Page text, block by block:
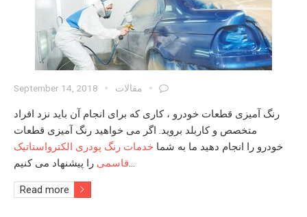
September 14, 2018 مقالات
رنگ آمیزی قطعات خودرو ، کاری که برای انجام آن باید نزد افراد
متخصص و کاربلد بروید. اگر می خواهید رنگ آمیزی قطعات
خودرو را انجام دهید ما به شما خدمات رنگ پودری الکترواستاتیک
قاسمیرا پیشنهاد می کنیم…
Read more